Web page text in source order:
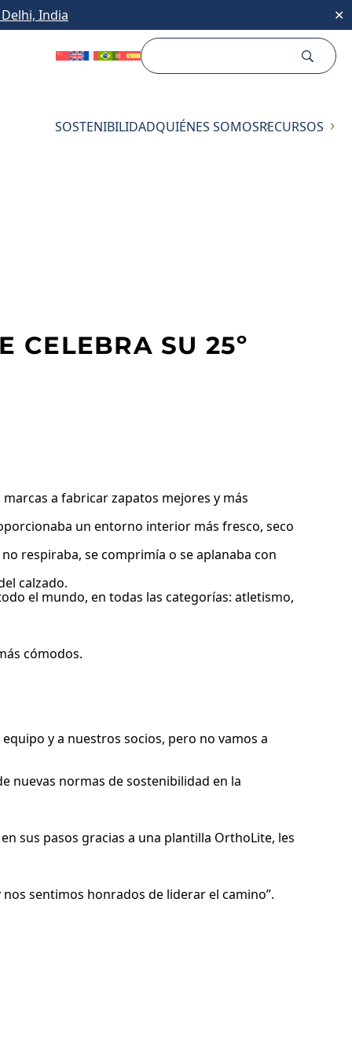
India ✕
SOSTENIBILIDADQUIÉNES SOMOSRECURSOS
CELEBRA SU 25º
a fabricar zapatos mejores y más
un entorno interior más fresco, seco
respiraba, se comprimía o se aplanaba con
calzado.
el mundo, en todas las categorías: atletismo,
cómodos.
y a nuestros socios, pero no vamos a
nuevas normas de sostenibilidad en la
sus pasos gracias a una plantilla OrthoLite, les
sentimos honrados de liderar el camino”.